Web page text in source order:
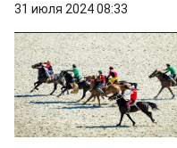
31 июля 2024 08:33